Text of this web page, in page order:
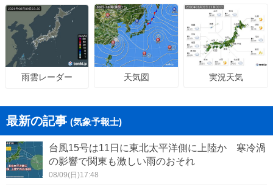
雨雲レーダー 天気図 実況天気
最新の記事 (気象予報士)
台風15号は11日に東北太平洋側に上陸か 寒冷渦
の影響で関東も激しい雨のおそれ
08/09(日)17:48